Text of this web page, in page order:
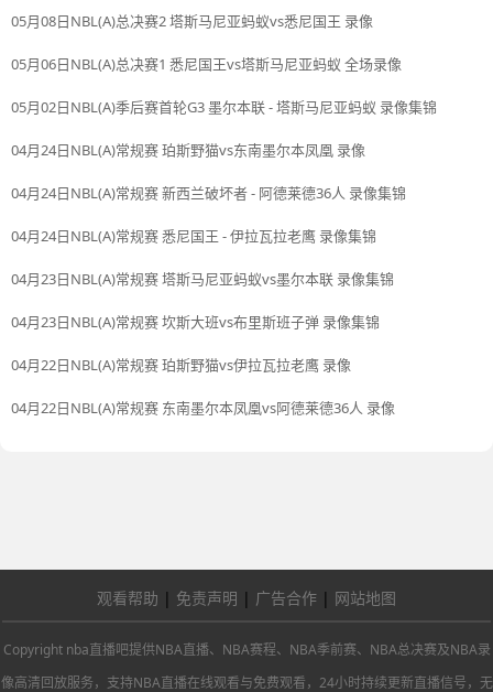
05月08日NBL(A)总决赛2 塔斯马尼亚蚂蚁vs悉尼国王 录像
05月06日NBL(A)总决赛1 悉尼国王vs塔斯马尼亚蚂蚁 全场录像
05月02日NBL(A)季后赛首轮G3 墨尔本联 - 塔斯马尼亚蚂蚁 录像集锦
04月24日NBL(A)常规赛 珀斯野猫vs东南墨尔本凤凰 录像
04月24日NBL(A)常规赛 新西兰破坏者 - 阿德莱德36人 录像集锦
04月24日NBL(A)常规赛 悉尼国王 - 伊拉瓦拉老鹰 录像集锦
04月23日NBL(A)常规赛 塔斯马尼亚蚂蚁vs墨尔本联 录像集锦
04月23日NBL(A)常规赛 坎斯大班vs布里斯班子弹 录像集锦
04月22日NBL(A)常规赛 珀斯野猫vs伊拉瓦拉老鹰 录像
04月22日NBL(A)常规赛 东南墨尔本凤凰vs阿德莱德36人 录像
观看帮助 | 免责声明 | 广告合作 | 网站地图
Copyright nba直播吧提供NBA直播、NBA赛程、NBA季前赛、NBA总决赛及NBA录
像高清回放服务，支持NBA直播在线观看与免费观看，24小时持续更新直播信号，无